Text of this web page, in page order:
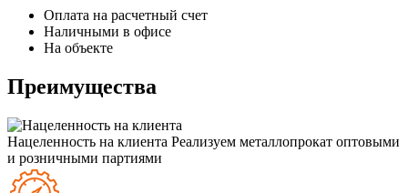
Оплата на расчетный счет
Наличными в офисе
На объекте
Преимущества
Нацеленность на клиента Реализуем металлопрокат оптовыми
и розничными партиями